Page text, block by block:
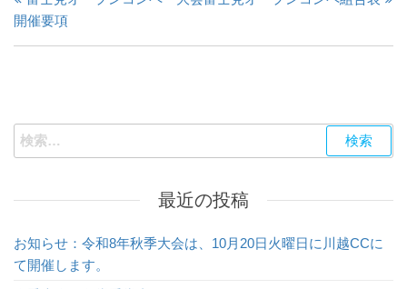
稿
ナ
ー
シ
の
開催要項
検
索:
最近の投稿
お知らせ：令和8年秋季大会は、10月20日火曜日に川越CCに
て開催します。